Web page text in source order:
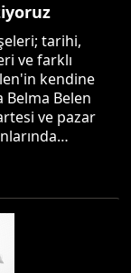
tarihi,
ve farklı
kendine
Belen
ve pazar